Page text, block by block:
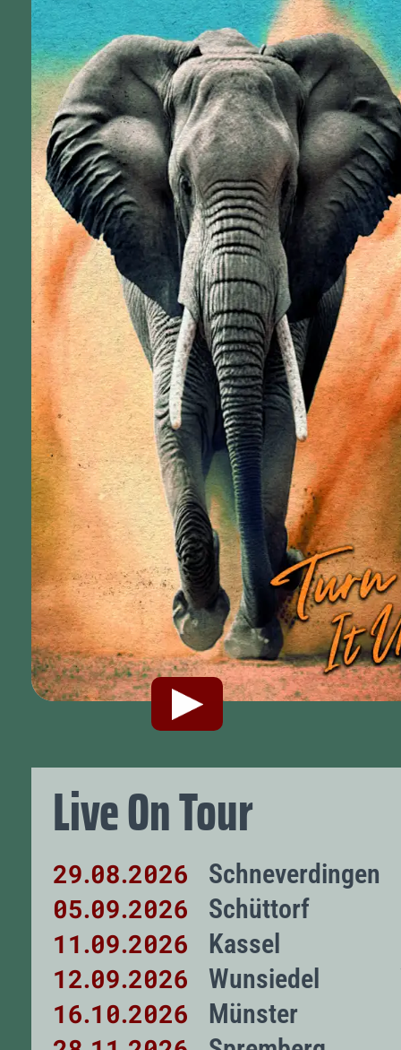
Live On Tour
29.08.2026 Schneverdingen
05.09.2026 Schüttorf
11.09.2026 Kassel
12.09.2026 Wunsiedel
16.10.2026 Münster